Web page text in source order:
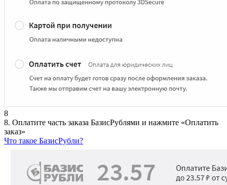
8
8. Оплатите часть заказа БазисРублями и нажмите «Оплатить
заказ»
Что такое БазисРубли?